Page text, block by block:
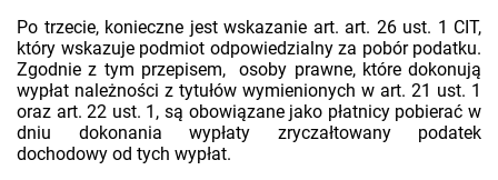
Po trzecie, konieczne jest wskazanie art. art. 26 ust. 1 CIT,
który wskazuje podmiot odpowiedzialny za pobór podatku.
Zgodnie z tym przepisem, osoby prawne, które dokonują
wypłat należności z tytułów wymienionych w art. 21 ust. 1
oraz art. 22 ust. 1, są obowiązane jako płatnicy pobierać w
dniu dokonania wypłaty zryczałtowany podatek
dochodowy od tych wypłat.